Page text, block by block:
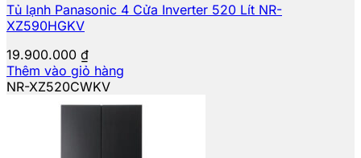
Tủ lạnh Panasonic 4 Cửa Inverter 520 Lít NR-
XZ590HGKV
19.900.000 ₫
Thêm vào giỏ hàng
NR-XZ520CWKV